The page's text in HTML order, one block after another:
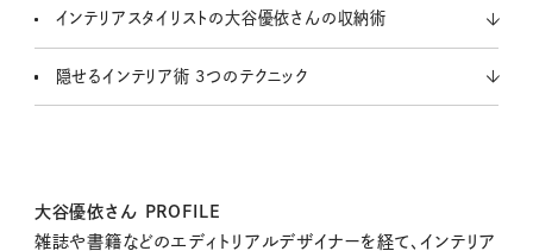
インテリアスタイリストの大谷優依さんの収納術
隠せるインテリア術 3つのテクニック
大谷優依さん PROFILE
雑誌や書籍などのエディトリアルデザイナーを経て、インテリア